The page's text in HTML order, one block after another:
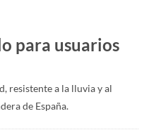
para usuarios
resistente a la lluvia y al
de España.